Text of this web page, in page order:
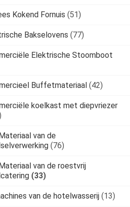
Kokend Fornuis (51)
Bakselovens (77)
Elektrische Stoomboot
Buffetmateriaal (42)
koelkast met diepvriezer
van de
(76)
van de roestvrij
(33)
van de hotelwasserij (13)